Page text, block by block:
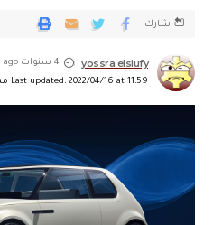
Last updated: 2022/04/16 at 11:59 مساءً
yossra elsiufy 4 سنوات ago
شارك